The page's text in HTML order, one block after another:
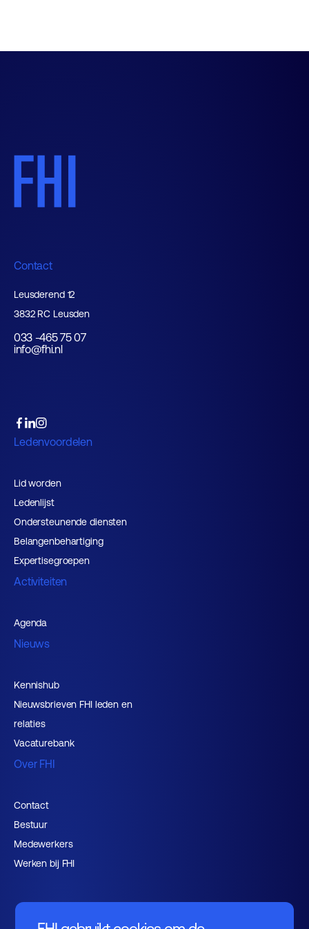
Contact
Leusderend 12
3832 RC Leusden
033 -465 75 07
info@fhi.nl
Ledenvoordelen
Lid worden
Ledenlijst
Ondersteunende diensten
Belangenbehartiging
Expertisegroepen
Activiteiten
Agenda
Nieuws
Kennishub
Nieuwsbrieven FHI leden en
relaties
Vacaturebank
Over FHI
Contact
Bestuur
Medewerkers
Werken bij FHI